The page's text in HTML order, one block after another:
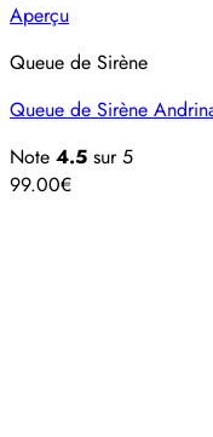
Aperçu
Queue de Sirène
Queue de Sirène
Note 4.5 sur 5
99.00€